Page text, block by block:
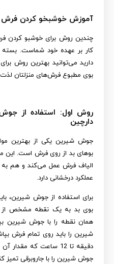
آموزش خوشبخو کردن فرش
چندین روش برای خوشبو کردن
کار بر عهده خود شماست. بسته
دارید می‌توانید بهترین روش
بوی مطبوع فرش‌های منزلتان لذت
روش اول: استفاده از
دارچین
جوش شیرین یکی از بهترین
بوهای بد از روی فرش است. این
الیاف فرش عمل می‌کند و هم به
عملکرد درخشانی دارد.
برای استفاده از جوش شیرین،
بوی بد به یک نقطه مشخص از
همان نقطه را با جوش شیرین
شیرین را باید روی تمام فرش
دقیقه تا 12 ساعت که
جوش شیرین را با جاروبرقی تمیز